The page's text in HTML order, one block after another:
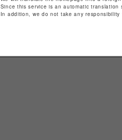
特定商
ショッ
Since this service is an automatic
In addition, we do not take any